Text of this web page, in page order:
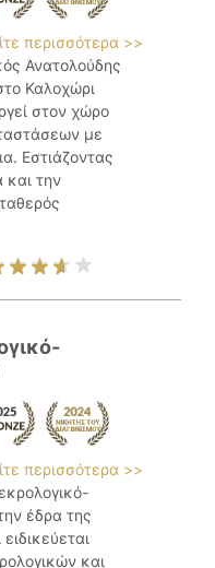
περισσότερα >>
Ανατολούδης
Καλοχώρι
στον χώρο
με
Εστιάζοντας
και την
περισσότερα >>
έδρα της
και